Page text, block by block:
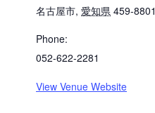
名古屋市, 愛知県 459-8801
Phone:
052-622-2281
View Venue Website